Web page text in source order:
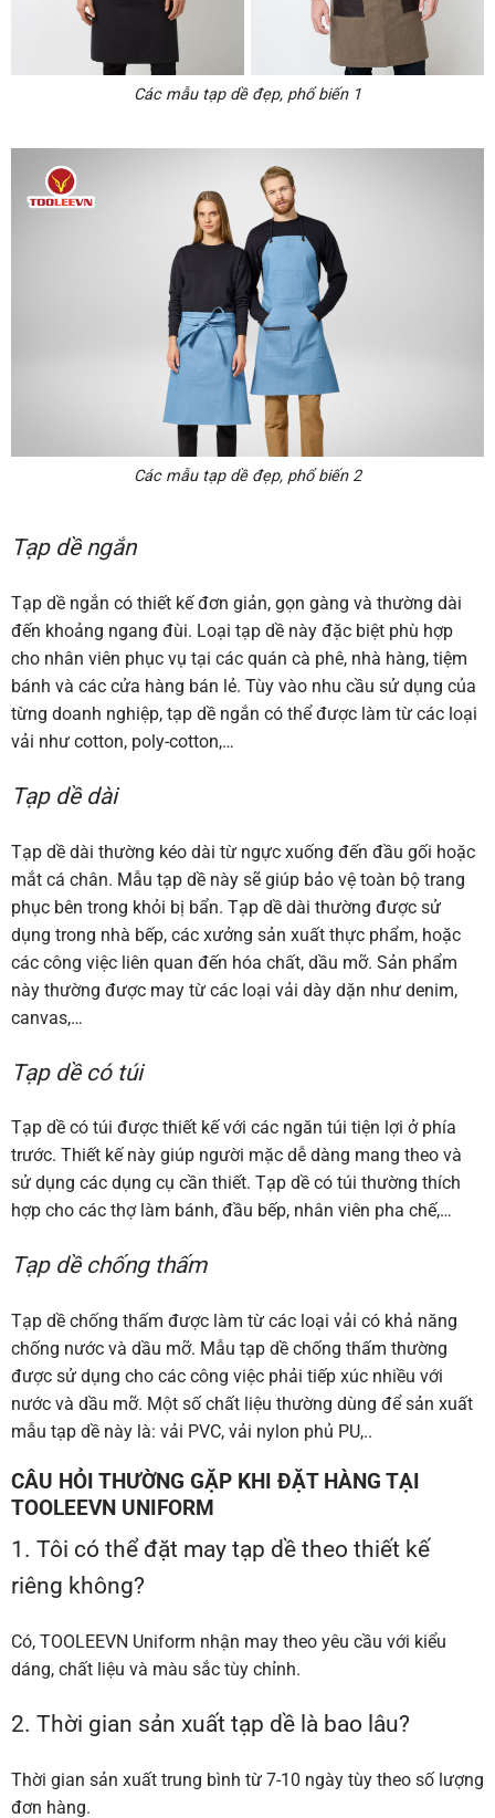
Các mẫu tạp dề đẹp, phổ biến 1
Các mẫu tạp dề đẹp, phổ biến 2
Tạp dề ngắn
Tạp dề ngắn có thiết kế đơn giản, gọn gàng và thường dài
đến khoảng ngang đùi. Loại tạp dề này đặc biệt phù hợp
cho nhân viên phục vụ tại các quán cà phê, nhà hàng, tiệm
bánh và các cửa hàng bán lẻ. Tùy vào nhu cầu sử dụng của
từng doanh nghiệp, tạp dề ngắn có thể được làm từ các loại
vải như cotton, poly-cotton,…
Tạp dề dài
Tạp dề dài thường kéo dài từ ngực xuống đến đầu gối hoặc
mắt cá chân. Mẫu tạp dề này sẽ giúp bảo vệ toàn bộ trang
phục bên trong khỏi bị bẩn. Tạp dề dài thường được sử
dụng trong nhà bếp, các xưởng sản xuất thực phẩm, hoặc
các công việc liên quan đến hóa chất, dầu mỡ. Sản phẩm
này thường được may từ các loại vải dày dặn như denim,
canvas,…
Tạp dề có túi
Tạp dề có túi được thiết kế với các ngăn túi tiện lợi ở phía
trước. Thiết kế này giúp người mặc dễ dàng mang theo và
sử dụng các dụng cụ cần thiết. Tạp dề có túi thường thích
hợp cho các thợ làm bánh, đầu bếp, nhân viên pha chế,…
Tạp dề chống thấm
Tạp dề chống thấm được làm từ các loại vải có khả năng
chống nước và dầu mỡ. Mẫu tạp dề chống thấm thường
được sử dụng cho các công việc phải tiếp xúc nhiều với
nước và dầu mỡ. Một số chất liệu thường dùng để sản xuất
mẫu tạp dề này là: vải PVC, vải nylon phủ PU,..
CÂU HỎI THƯỜNG GẶP KHI ĐẶT HÀNG TẠI
TOOLEEVN UNIFORM
1. Tôi có thể đặt may tạp dề theo thiết kế
riêng không?
Có, TOOLEEVN Uniform nhận may theo yêu cầu với kiểu
dáng, chất liệu và màu sắc tùy chỉnh.
2. Thời gian sản xuất tạp dề là bao lâu?
Thời gian sản xuất trung bình từ 7-10 ngày tùy theo số lượng
đơn hàng.